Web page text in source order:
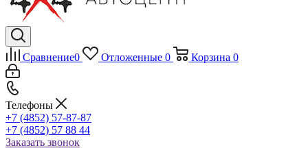
Сравнение0 Отложенные 0 Корзина 0
Телефоны
+7 (4852) 57-87-87
+7 (4852) 57 88 44
Заказать звонок